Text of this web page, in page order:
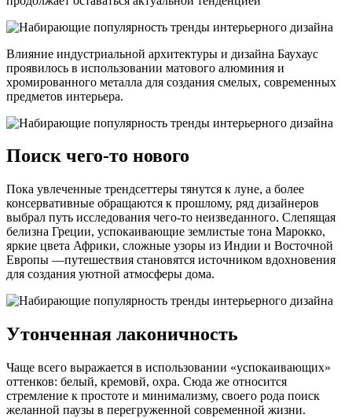
Влияние индустриальной архитектуры и дизайна Баухаус
проявилось в использовании матового алюминия и
хромированного металла для создания смелых, современных
предметов интерьера.
Поиск чего-то нового
Пока увлеченные трендсеттеры тянутся к луне, а более
консервативные обращаются к прошлому, ряд дизайнеров
выбрал путь исследования чего-то неизведанного. Слепящая
белизна Греции, успокаивающие землистые тона Марокко,
яркие цвета Африки, сложные узоры из Индии и Восточной
Европы —путешествия становятся источником вдохновения
для создания уютной атмосферы дома.
Утонченная лаконичность
Чаще всего выражается в использовании «успокаивающих»
оттенков: белый, кремовй, охра. Сюда же относится
стремление к простоте и минимализму, своего рода поиск
желанной паузы в перегруженной современной жизни.